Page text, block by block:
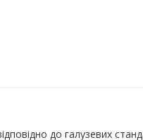
до галузевих